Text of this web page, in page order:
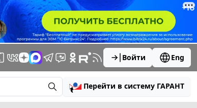
Войти Eng
Перейти в систему ГАРАНТ